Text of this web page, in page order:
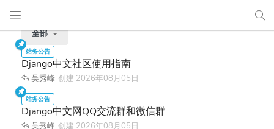
全部
Django中文社区使用指南
吴秀峰 创建 2026年08月05日
Django中文网QQ交流群和微信群
吴秀峰 创建 2026年08月05日